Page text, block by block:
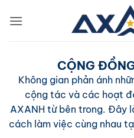
qua
CỘNG
Không gian phản ánh
cộng tác và các hoạt
AXANH từ bên trong. Đây
cách làm việc cùng nhau